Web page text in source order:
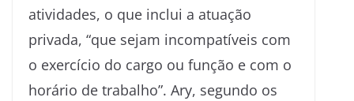
atividades, o que inclui a atuação
privada, “que sejam incompatíveis com
o exercício do cargo ou função e com o
horário de trabalho”. Ary, segundo os